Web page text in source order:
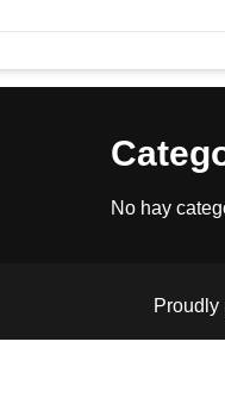
No hay
Proudly